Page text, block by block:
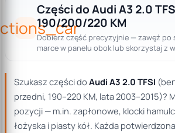
Części do Audi A3 2.0
190/200/220 KM
Dobierz część precyzyjnie — zawęź po
marce w panelu obok lub skorzystaj z
Szukasz części do Audi A3 2.0 TFSI
przedni, 190–220 KM, lata 2003–2015)?
pozycji — m.in. zapłonowe, klocki
łożyska i piasty kół. Każda
180